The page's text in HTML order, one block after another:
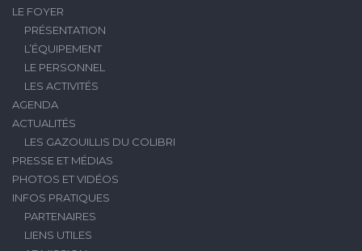
LE FOYER
PRÉSENTATION
L’ÉQUIPEMENT
LE PERSONNEL
LES ACTIVITÉS
AGENDA
ACTUALITÉS
LES GAZOUILLIS DU COLIBRI
PRESSE ET MÉDIAS
PHOTOS ET VIDÉOS
INFOS PRATIQUES
PARTENAIRES
LIENS UTILES